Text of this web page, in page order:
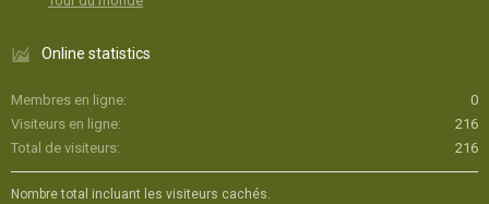
Online statistics
Membres en ligne
0
Visiteurs en ligne
216
Total de visiteurs
216
Nombre total incluant les visiteurs cachés.